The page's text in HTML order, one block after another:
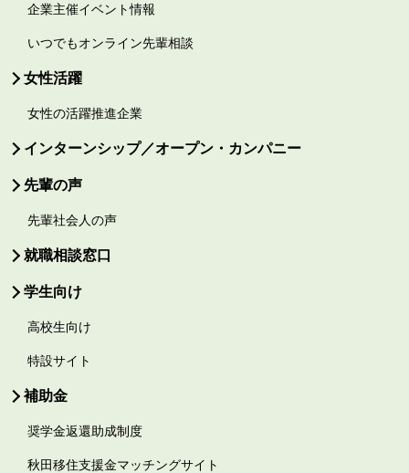
企業主催イベント情報
いつでもオンライン先輩相談
女性活躍
女性の活躍推進企業
インターンシップ／オープン・カンパニー
先輩の声
先輩社会人の声
就職相談窓口
学生向け
高校生向け
特設サイト
補助金
奨学金返還助成制度
秋田移住支援金マッチングサイト